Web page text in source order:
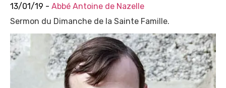
13/01/19 - Abbé Antoine de Nazelle
Sermon du Dimanche de la Sainte Famille.